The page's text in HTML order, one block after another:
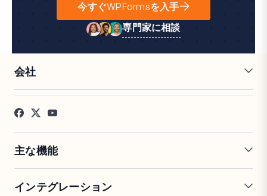
今すぐWPFormsを入手
専門家に相談
会社
採用情報
お客様の声
プレス
アフィリエイト
主な機能
条件付きロジック
インテグレーション